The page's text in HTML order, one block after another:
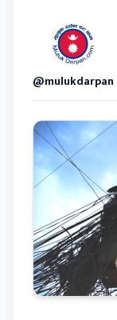
@mulukdarpan